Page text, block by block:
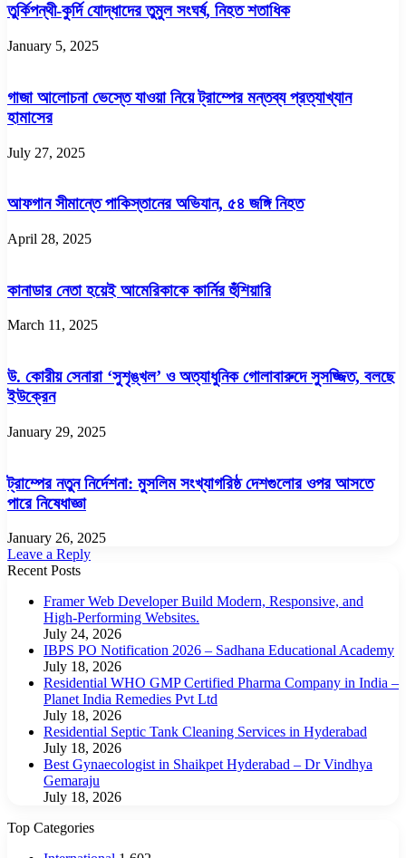
তুর্কিপন্থী-কুর্দি যোদ্ধাদের তুমুল সংঘর্ষ, নিহত শতাধিক
January 5, 2025
গাজা আলোচনা ভেস্তে যাওয়া নিয়ে ট্রাম্পের মন্তব্য প্রত্যাখ্যান
হামাসের
July 27, 2025
আফগান সীমান্তে পাকিস্তানের অভিযান, ৫৪ জঙ্গি নিহত
April 28, 2025
কানাডার নেতা হয়েই আমেরিকাকে কার্নির হুঁশিয়ারি
March 11, 2025
উ. কোরীয় সেনারা ‘সুশৃঙ্খল’ ও অত্যাধুনিক গোলাবারুদে সুসজ্জিত, বলছে
ইউক্রেন
January 29, 2025
ট্রাম্পের নতুন নির্দেশনা: মুসলিম সংখ্যাগরিষ্ঠ দেশগুলোর ওপর আসতে
পারে নিষেধাজ্ঞা
January 26, 2025
Leave a Reply
Recent Posts
Framer Web Developer Build Modern, Responsive, and
High-Performing Websites.
July 24, 2026
IBPS PO Notification 2026 – Sadhana Educational Academy
July 18, 2026
Residential WHO GMP Certified Pharma Company in India –
Planet India Remedies Pvt Ltd
July 18, 2026
Residential Septic Tank Cleaning Services in Hyderabad
July 18, 2026
Best Gynaecologist in Shaikpet Hyderabad – Dr Vindhya
Gemaraju
July 18, 2026
Top Categories